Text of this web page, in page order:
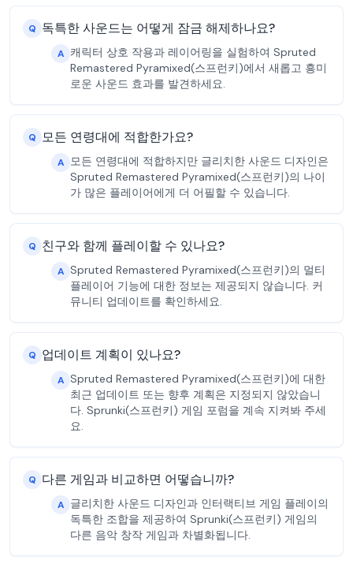
Q 독특한 사운드는 어떻게 잠금 해제하나요?
A 캐릭터 상호 작용과 레이어링을 실험하여 Spruted
Remastered Pyramixed(스프런키)에서 새롭고 흥미
로운 사운드 효과를 발견하세요.
Q 모든 연령대에 적합한가요?
A 모든 연령대에 적합하지만 글리치한 사운드 디자인은
Spruted Remastered Pyramixed(스프런키)의 나이
가 많은 플레이어에게 더 어필할 수 있습니다.
Q 친구와 함께 플레이할 수 있나요?
A Spruted Remastered Pyramixed(스프런키)의 멀티
플레이어 기능에 대한 정보는 제공되지 않습니다. 커
뮤니티 업데이트를 확인하세요.
Q 업데이트 계획이 있나요?
A Spruted Remastered Pyramixed(스프런키)에 대한
최근 업데이트 또는 향후 계획은 지정되지 않았습니
다. Sprunki(스프런키) 게임 포럼을 계속 지켜봐 주세
요.
Q 다른 게임과 비교하면 어떻습니까?
A 글리치한 사운드 디자인과 인터랙티브 게임 플레이의
독특한 조합을 제공하여 Sprunki(스프런키) 게임의
다른 음악 창작 게임과 차별화됩니다.